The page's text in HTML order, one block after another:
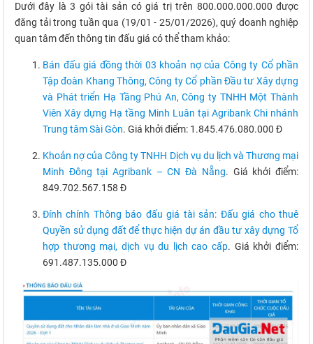
Dưới đây là 3 gói tài sản có giá trị trên 800.000.000.000 được
đăng tải trong tuần qua (19/01 - 25/01/2026), quý doanh nghiệp
quan tâm đến thông tin đấu giá có thể tham khảo:
Bán đấu giá đồng thời 03 khoản nợ của Công ty Cổ phần
Tập đoàn Khang Thông, Công ty Cổ phần Đầu tư Xây dựng
và Phát triển Hạ Tầng Phú An, Công ty TNHH Một Thành
Viên Xây dựng Hạ tầng Minh Luân tại Agribank Chi nhánh
Trung tâm Sài Gòn. Giá khởi điểm: 1.845.476.080.000 Đ
Khoản nợ của Công ty TNHH Dịch vụ du lịch và Thương mại
Minh Đông tại Agribank – CN Đà Nẵng. Giá khởi điểm:
849.702.567.158 Đ
Đính chính Thông báo đấu giá tài sản: Đấu giá cho thuê
Quyền sử dụng đất để thực hiện dự án đầu tư xây dựng Tổ
hợp thương mại, dịch vụ du lịch cao cấp. Giá khởi điểm:
691.487.135.000 Đ